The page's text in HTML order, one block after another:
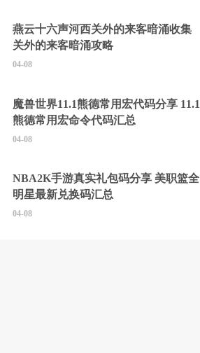
燕云十六声河西关外的来客暗涌收集
关外的来客暗涌攻略
04-08
魔兽世界11.1熊德常用宏代码分享 11.1
熊德常用宏命令代码汇总
04-08
NBA2K手游真实礼包码分享 美职篮全
明星最新兑换码汇总
04-08